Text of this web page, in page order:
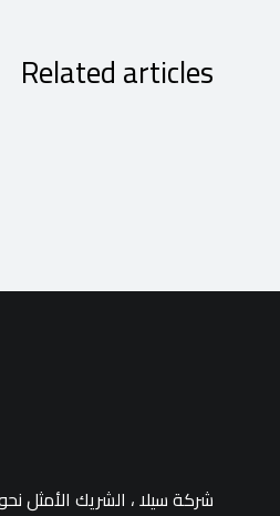
Related articles
شركة سيلا ، الشريك الأمثل